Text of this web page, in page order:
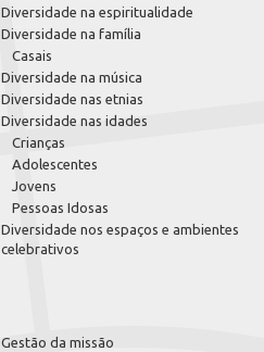
Diversidade na espiritualidade
Diversidade na família
Casais
Diversidade na música
Diversidade nas etnias
Diversidade nas idades
Crianças
Adolescentes
Jovens
Pessoas Idosas
Diversidade nos espaços e ambientes
celebrativos
Gestão da missão